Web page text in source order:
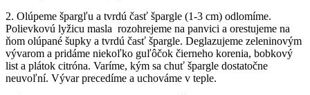
2. Olúpeme špargľu a tvrdú časť špargle (1-3 cm) odlomíme.
Polievkovú lyžicu masla rozohrejeme na panvici a orestujeme na
ňom olúpané šupky a tvrdú časť špargle. Deglazujeme zeleninovým
vývarom a pridáme niekoľko guľôčok čierneho korenia, bobkový
list a plátok citróna. Varíme, kým sa chuť špargle dostatočne
neuvoľní. Vývar precedíme a uchováme v teple.